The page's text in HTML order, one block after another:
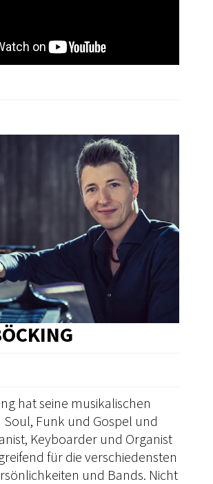
hat seine musikalischen
Funk und Gospel und
Keyboarder und Organist
für die verschiedensten
und Bands. Nicht